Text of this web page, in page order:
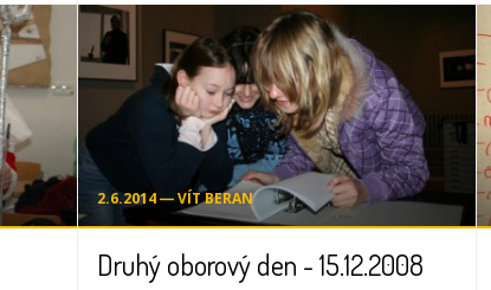
2.6.2014 ― VÍT BERAN
Druhý oborový den - 15.12.2008